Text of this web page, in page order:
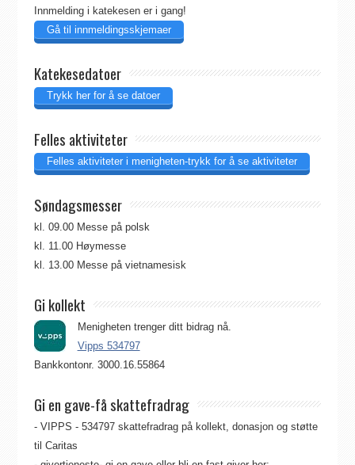
Innmelding i katekesen er i gang!
Gå til innmeldingsskjemaer
Katekesedatoer
Trykk her for å se datoer
Felles aktiviteter
Felles aktiviteter i menigheten-trykk for å se aktiviteter
Søndagsmesser
kl. 09.00 Messe på polsk
kl. 11.00 Høymesse
kl. 13.00 Messe på vietnamesisk
Gi kollekt
Menigheten trenger ditt bidrag nå.
Vipps 534797
Bankkontonr. 3000.16.55864
Gi en gave-få skattefradrag
- VIPPS - 534797 skattefradrag på kollekt, donasjon og støtte
til Caritas